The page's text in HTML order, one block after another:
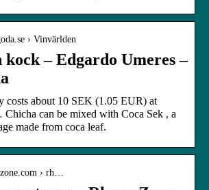
› Vinvärlden
– Edgardo Umeres –
costs about 10 SEK (1.05 EUR) at
can be mixed with Coca Sek , a
made from coca leaf.
› rh…